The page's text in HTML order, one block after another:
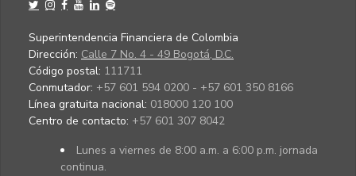
Superintendencia Financiera de Colombia
Dirección: Calle 7 No. 4 - 49 Bogotá, D.C.
Código postal: 111711
Conmutador: +57 601 594 0200 - +57 601 350 8166
Línea gratuita nacional: 018000 120 100
Centro de contacto: +57 601 307 8042
Lunes a viernes de 8:00 a.m. a 6:00 p.m. jornada
continua.